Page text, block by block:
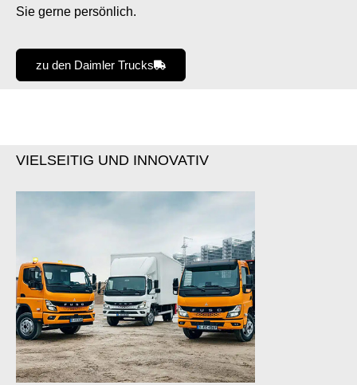
Sie gerne persönlich.
zu den Daimler Trucks
VIELSEITIG UND INNOVATIV